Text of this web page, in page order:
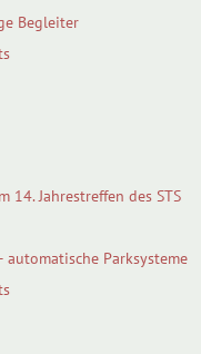
Begleiter
14. Jahrestreffen des STS
automatische Parksysteme